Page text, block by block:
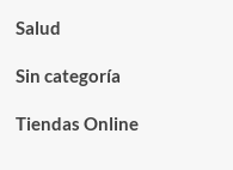
Salud
Sin categoría
Tiendas Online